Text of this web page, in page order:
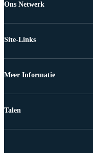
Ons Netwerk
Site-Links
Meer Informatie
Talen